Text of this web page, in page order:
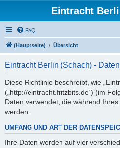
Eintracht
FAQ
(Hauptseite) Übersicht
Eintracht Berlin (Schach) -
Diese Richtlinie beschreibt, wie
(„http://eintracht.fritzbits.de“) (im
Daten verwendet, die während
werden.
UMFANG UND ART DER
Ihre Daten werden auf vier